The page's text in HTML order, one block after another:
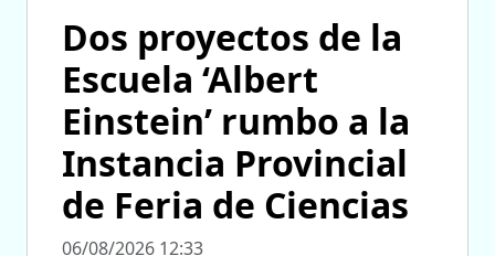
Dos proyectos de la
Escuela ‘Albert
Einstein’ rumbo a la
Instancia Provincial
de Feria de Ciencias
06/08/2026 12:33